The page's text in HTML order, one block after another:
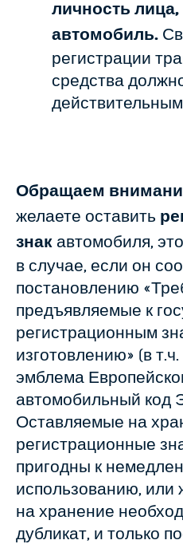
личность
автомобиль.
регистрации
средства
Обращаем
желаете оставить
знак автомобиля,
в случае, если он
постановлению
предъявляемые к
регистрационным
изготовлению» (в
эмблема
автомобильный код
Оставляемые на
регистрационные
пригодны к
использованию, или
на хранение
дубликат, и только